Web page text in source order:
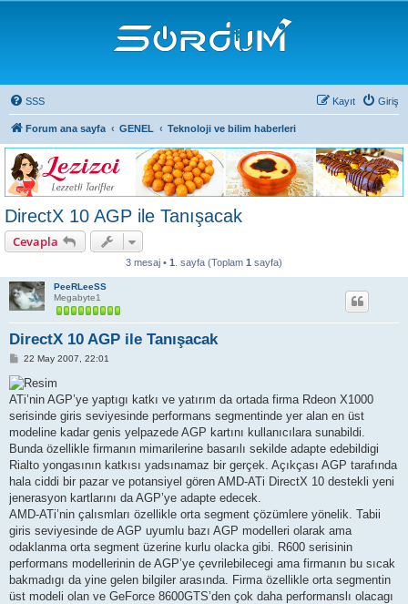
SSS Giriş
Kayıt
Forum ana sayfa GENEL Teknoloji ve bilim haberleri
DirectX 10 AGP ile Tanışacak
Cevapla
3 mesaj • 1 . sayfa (Toplam 1 sayfa)
PeeRLeeSS
Megabyte1
DirectX 10 AGP ile Tanışacak
M
s
a
j
22 May 2007, 22:01
ATi’nin AGP’ye yaptıgı katkı ve yatırım da ortada firma Rdeon X1000
serisinde giris seviyesinde performans segmentinde yer alan en üst
modeline kadar genis yelpazede AGP kartını kullanıcılara sunabildi.
Bunda özellikle firmanın mimarilerine basarılı sekilde adapte edebildigi
Rialto yongasının katkısı yadsınamaz bir gerçek. Açıkçası AGP tarafında
hala ciddi bir pazar ve potansiyel gören AMD-ATi DirectX 10 destekli yeni
jenerasyon kartlarını da AGP’ye adapte edecek.
AMD-ATi’nin çalısmları özellikle orta segment çözümlere yönelik. Tabii
giris seviyesinde de AGP uyumlu bazı AGP modelleri olarak ama
odaklanma orta segment üzerine kurlu olacka gibi. R600 serisinin
performans modellerinin de AGP’ye çevrilebilecegi ama firmanın bu sıcak
bakmadıgı da yine gelen bilgiler arasında. Firma özellikle orta segmentin
üst modeli olan ve GeForce 8600GTS’den çok daha performanslı olacagı